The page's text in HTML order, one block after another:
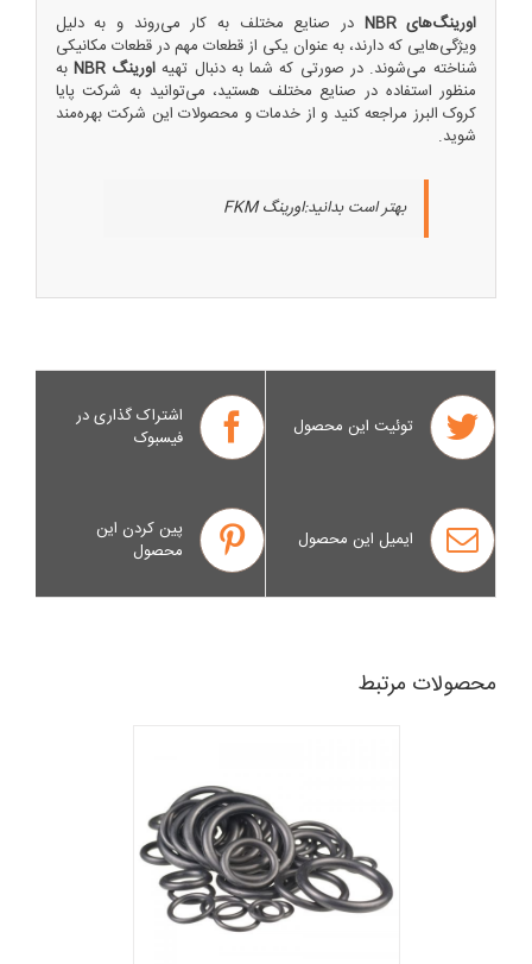
اورینگ‌های NBR
در صنایع مختلف به کار می‌روند و به دلیل
ویژگی‌هایی که دارند، به عنوان یکی از قطعات مهم در قطعات مکانیکی
شناخته می‌شوند. در صورتی که شما به دنبال تهیه اورینگ NBR
به
منظور استفاده در صنایع مختلف هستید، می‌توانید به شرکت پایا
کروک البرز مراجعه کنید و از خدمات و محصولات این شرکت بهره‌مند
شوید.
بهتر است بدانید:اورینگ FKM
اشتراک گذاری در
فیسبوک
توئیت این محصول
پین کردن این
محصول
ایمیل این محصول
محصولات مرتبط